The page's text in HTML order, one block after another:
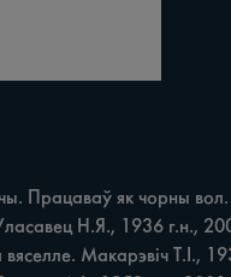
Працаваў як чорны
Н.Я., 1936 г.н.,
Макарэвіч Т.І.,